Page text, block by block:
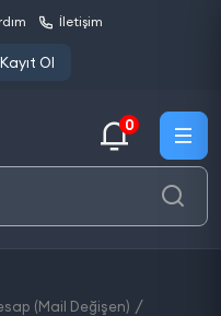
İletişim
Kayıt Ol
0
(Mail Değişen)